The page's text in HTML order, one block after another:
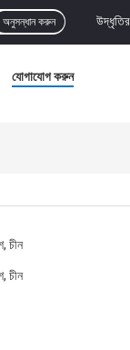
অনুসন্ধান করুন
যোগাযোগ করুন
চীন
চীন